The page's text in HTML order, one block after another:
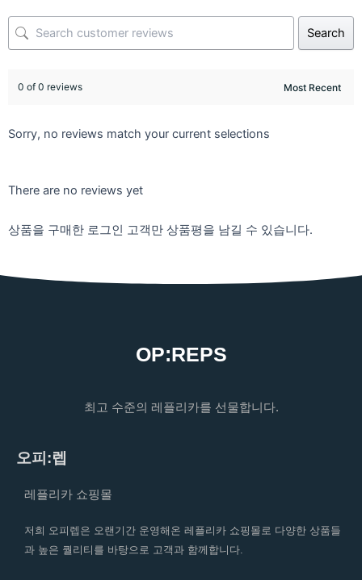
Search
0 of 0 reviews
Sorry, no reviews match your current selections
There are no reviews yet
상품을 구매한 로그인 고객만 상품평을 남길 수 있습니다.
OP:REPS
최고 수준의 레플리카를 선물합니다.
오피:렙
레플리카 쇼핑몰
저희 오피렙은 오랜기간 운영해온 레플리카 쇼핑몰로 다양한 상품들
과 높은 퀄리티를 바탕으로 고객과 함께합니다.